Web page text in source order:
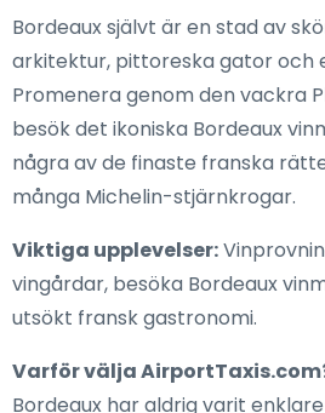
Bordeaux självt är en stad av
arkitektur, pittoreska gator och
Promenera genom den vackra
besök det ikoniska Bordeaux
några av de finaste franska
många Michelin-stjärnkrogar.
Viktiga upplevelser:
vingårdar, besöka Bordeaux
utsökt fransk gastronomi.
Varför välja
Bordeaux har aldrig varit